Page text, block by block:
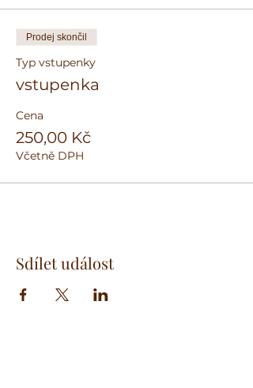
Prodej skončil
Typ vstupenky
vstupenka
Cena
250,00 Kč
Včetně DPH
Sdílet událost